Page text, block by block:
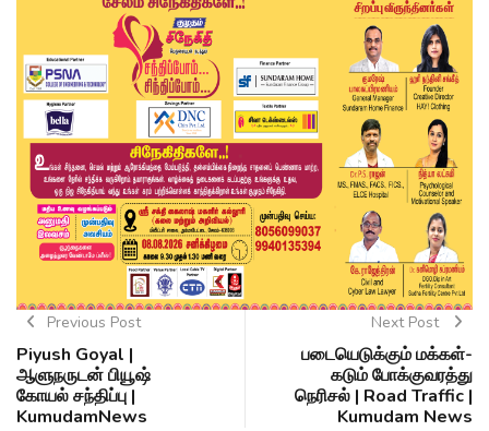
Previous Post
Piyush Goyal |
ஆளுநருடன் பியூஷ்
கோயல் சந்திப்பு |
KumudamNews
Next Post
படையெடுக்கும் மக்கள்-
கடும் போக்குவரத்து
நெரிசல் | Road Traffic |
Kumudam News